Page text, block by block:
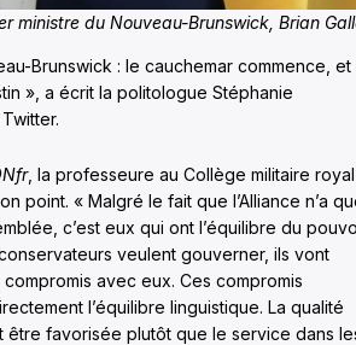
ministre du Nouveau-Brunswick, Brian
Brunswick : le cauchemar commence, et
», a écrit la politologue Stéphanie
, la professeure au Collège militaire royal
point. « Malgré le fait que l’Alliance n’a
c’est eux qui ont l’équilibre du
veulent gouverner, ils vont
avec eux. Ces compromis
l’équilibre linguistique. La qualité
être favorisée plutôt que le service dans